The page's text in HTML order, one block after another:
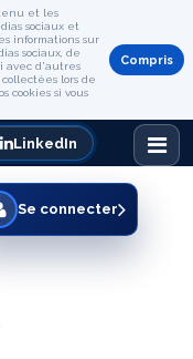
et les
sociaux et
informations sur
sociaux, de
avec d'autres
lors de
cookies si vous
Compris
LinkedIn
Se connecter